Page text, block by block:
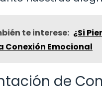
te interese: ¿Si
Conexión Emocional
de